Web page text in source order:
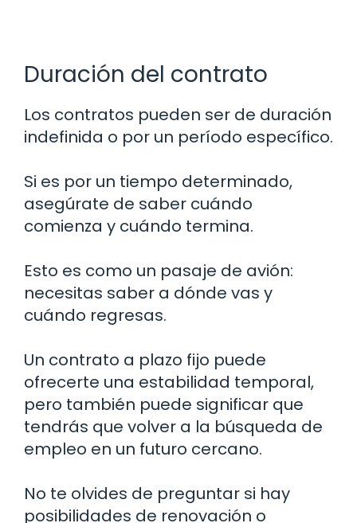
Duración del contrato
Los contratos pueden ser de duración
indefinida o por un período específico.
Si es por un tiempo determinado,
asegúrate de saber cuándo
comienza y cuándo termina.
Esto es como un pasaje de avión:
necesitas saber a dónde vas y
cuándo regresas.
Un contrato a plazo fijo puede
ofrecerte una estabilidad temporal,
pero también puede significar que
tendrás que volver a la búsqueda de
empleo en un futuro cercano.
No te olvides de preguntar si hay
posibilidades de renovación o